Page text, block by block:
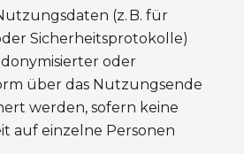
(z. B. für
Sicherheitsprotokolle)
oder
über das Nutzungsende
werden, sofern keine
auf einzelne Personen